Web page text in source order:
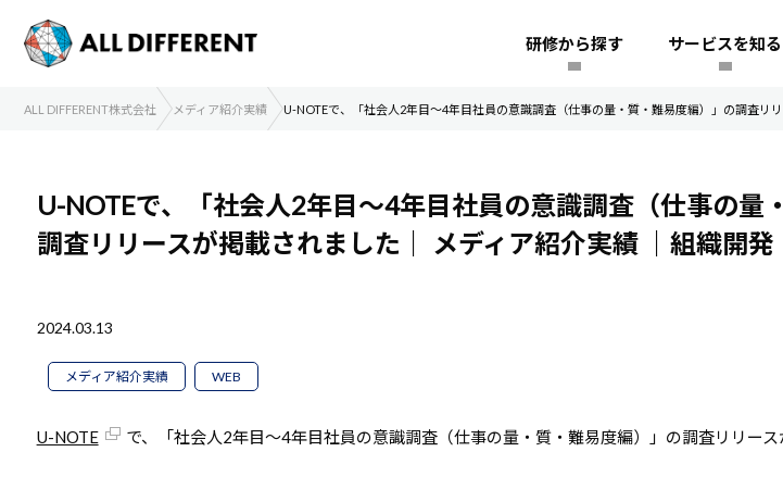
研修から探す サービスを知る
ALL DIFFERENT株式会社 メディア紹介実績 U-NOTEで、「社会人2年目～4年目社員の意識調査（仕事の量・質・難易度編）」の調査リ
U-NOTEで、「社会人2年目～4年目社員の意識調査（仕事の量
調査リリースが掲載されました｜ メディア紹介実績 ｜組織開
2024.03.13
メディア紹介実績 WEB
U-NOTE で、「社会人2年目～4年目社員の意識調査（仕事の量・質・難易度編）」の調査リリー